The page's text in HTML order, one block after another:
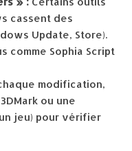
cassent des
Update, Store).
comme Sophia Script
modification,
ou une
jeu) pour vérifier